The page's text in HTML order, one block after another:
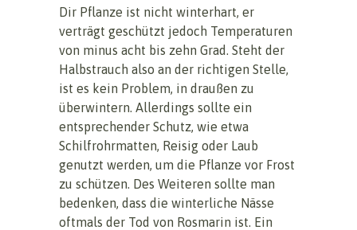
Dir Pflanze ist nicht winterhart, er
verträgt geschützt jedoch Temperaturen
von minus acht bis zehn Grad. Steht der
Halbstrauch also an der richtigen Stelle,
ist es kein Problem, in draußen zu
überwintern. Allerdings sollte ein
entsprechender Schutz, wie etwa
Schilfrohrmatten, Reisig oder Laub
genutzt werden, um die Pflanze vor Frost
zu schützen. Des Weiteren sollte man
bedenken, dass die winterliche Nässe
oftmals der Tod von Rosmarin ist. Ein